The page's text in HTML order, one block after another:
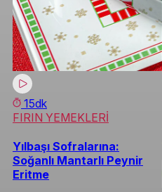
15dk
FIRIN YEMEKLERİ
Yılbaşı Sofralarına:
Soğanlı Mantarlı Peynir
Eritme